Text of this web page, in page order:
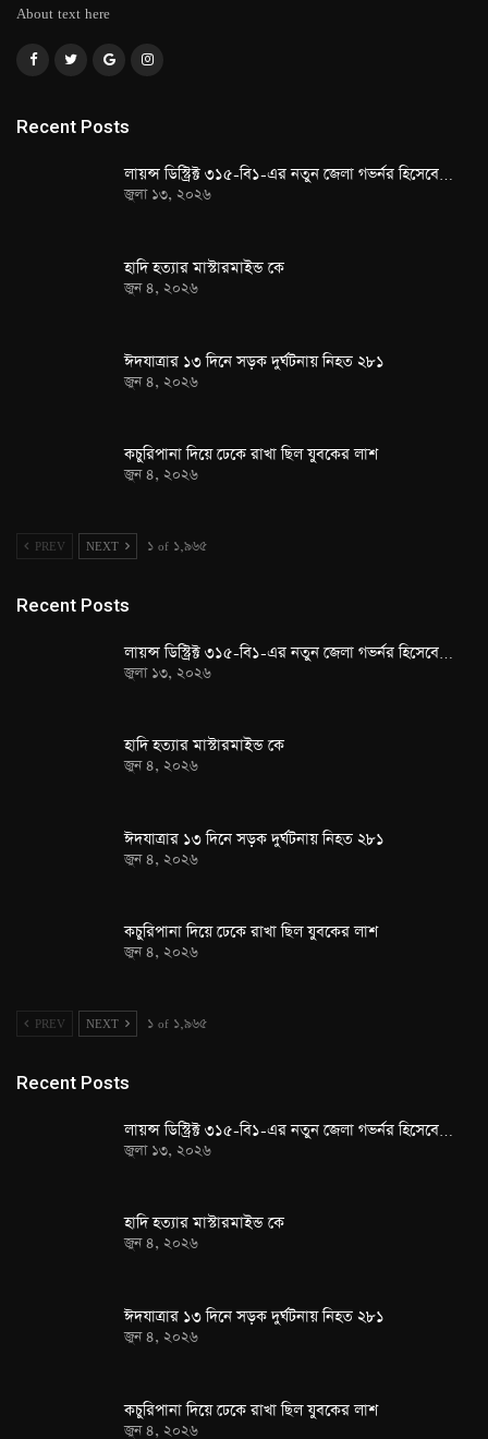
About text here
Recent Posts
লায়ন্স ডিস্ট্রিক্ট ৩১৫-বি১-এর নতুন জেলা গভর্নর হিসেবে…
জুলা ১৩, ২০২৬
হাদি হত্যার মাস্টারমাইন্ড কে
জুন ৪, ২০২৬
ঈদযাত্রার ১৩ দিনে সড়ক দুর্ঘটনায় নিহত ২৮১
জুন ৪, ২০২৬
কচুরিপানা দিয়ে ঢেকে রাখা ছিল যুবকের লাশ
জুন ৪, ২০২৬
PREV NEXT ১ of ১,৯৬৫
Recent Posts
লায়ন্স ডিস্ট্রিক্ট ৩১৫-বি১-এর নতুন জেলা গভর্নর হিসেবে…
জুলা ১৩, ২০২৬
হাদি হত্যার মাস্টারমাইন্ড কে
জুন ৪, ২০২৬
ঈদযাত্রার ১৩ দিনে সড়ক দুর্ঘটনায় নিহত ২৮১
জুন ৪, ২০২৬
কচুরিপানা দিয়ে ঢেকে রাখা ছিল যুবকের লাশ
জুন ৪, ২০২৬
PREV NEXT ১ of ১,৯৬৫
Recent Posts
লায়ন্স ডিস্ট্রিক্ট ৩১৫-বি১-এর নতুন জেলা গভর্নর হিসেবে…
জুলা ১৩, ২০২৬
হাদি হত্যার মাস্টারমাইন্ড কে
জুন ৪, ২০২৬
ঈদযাত্রার ১৩ দিনে সড়ক দুর্ঘটনায় নিহত ২৮১
জুন ৪, ২০২৬
কচুরিপানা দিয়ে ঢেকে রাখা ছিল যুবকের লাশ
জুন ৪, ২০২৬